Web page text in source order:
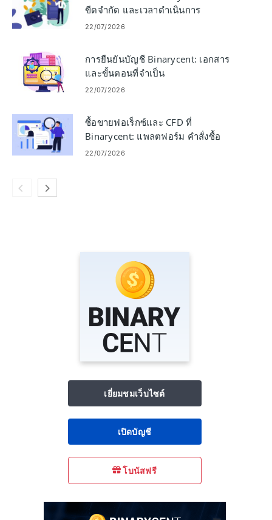
ขีดจำกัด และเวลาดำเนินการ
22/07/2026
การยืนยันบัญชี Binarycent: เอกสาร
และขั้นตอนที่จำเป็น
22/07/2026
ซื้อขายฟอเร็กซ์และ CFD ที่
Binarycent: แพลตฟอร์ม คำสั่งซื้อ
การจัดการความเสี่ยง
22/07/2026
เยี่ยมชมเว็บไซต์
เปิดบัญชี
โบนัสฟรี